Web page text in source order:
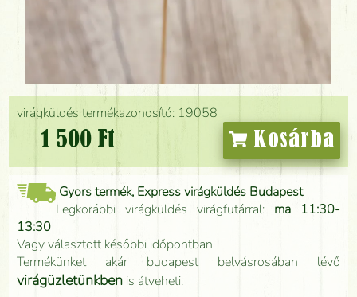
virágküldés termékazonosító: 19058
1 500 Ft Kosárba
Gyors termék, Express virágküldés Budapest
Legkorábbi virágküldés virágfutárral: ma 11:30-
13:30
Vagy választott későbbi időpontban.
Termékünket akár budapest belvásrosában lévő
virágüzletünkben is átveheti.